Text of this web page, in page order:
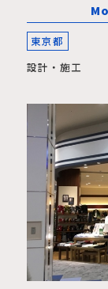
東京都
設計・施工